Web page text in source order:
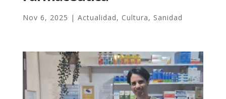
Nov 6, 2025 | Actualidad, Cultura, Sanidad